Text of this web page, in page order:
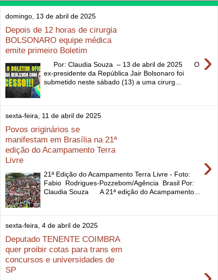
domingo, 13 de abril de 2025
Depois de 12 horas de cirurgia
BOLSONARO equipe médica
emite primeiro Boletim
›
Por: Claudia Souza – 13 de abril de 2025 O
ex-presidente da República Jair Bolsonaro foi
submetido neste sábado (13) a uma cirurg...
sexta-feira, 11 de abril de 2025
Povos originários se
manifestam em Brasília na 21ª
edição do Acampamento Terra
Livre
›
21ª Edição do Acampamento Terra Livre - Foto:
Fabio Rodrigues-Pozzebom/Agência Brasil Por:
Claudia Souza A 21ª edição do Acampamento...
sexta-feira, 4 de abril de 2025
Deputado TENENTE COIMBRA
quer proibir cotas para trans em
concursos e universidades de
SP